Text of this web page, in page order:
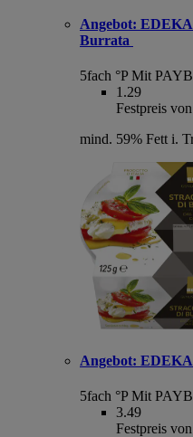
Angebot: EDEKA
Burrata
5fach °P Mit
1.29
Festpreis
mind. 59% Fett i.
Angebot: EDEKA
5fach °P Mit
3.49
Festpreis